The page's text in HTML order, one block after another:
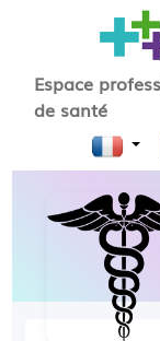
Espace
de santé